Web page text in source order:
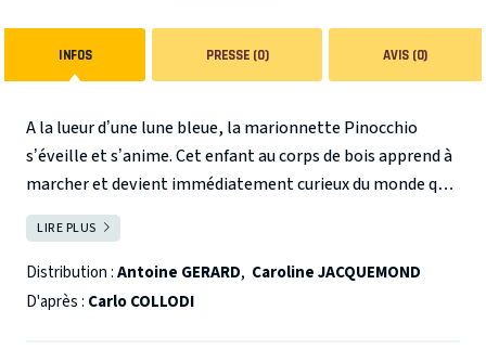
INFOS PRESSE (0) AVIS (0)
A la lueur d’une lune bleue, la marionnette Pinocchio
s’éveille et s’anime. Cet enfant au corps de bois apprend à
marcher et devient immédiatement curieux du monde qui
l’entoure.Pas à pas, danse après danse, Pinocchio grandit
au gré des lumières et des personnages hauts en couleurs
qu’il rencontre. Un voyage initiatique et poétique s’offre à
lui, durant lequel il va devoir distinguer les bonnes actions
LIRE PLUS
Distribution :Antoine GERARD, Caroline JACQUEMOND
D'après : Carlo COLLODI